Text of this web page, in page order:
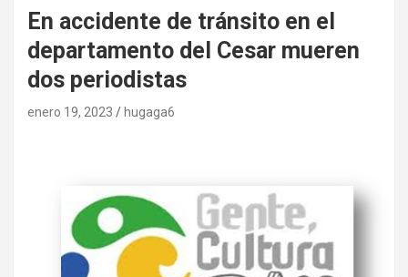
En accidente de tránsito en el
departamento del Cesar mueren
dos periodistas
enero 19, 2023 hugaga6